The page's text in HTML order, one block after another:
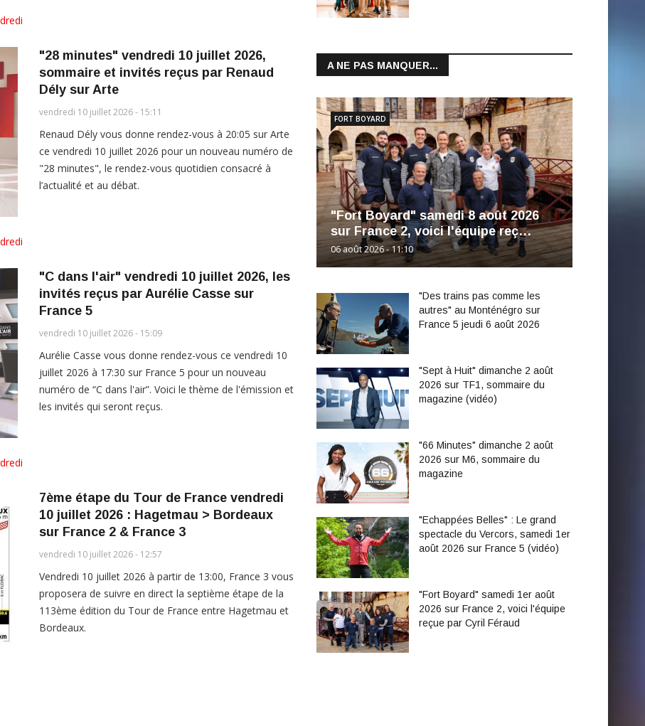
"28 minutes" vendredi 10 juillet 2026,
sommaire et invités reçus par Renaud
Dély sur Arte
vendredi 10 juillet 2026 - 15:11
Renaud Dély vous donne rendez-vous à 20:05 sur Arte
ce vendredi 10 juillet 2026 pour un nouveau numéro de
"28 minutes", le rendez-vous quotidien consacré à
l’actualité et au débat.
"C dans l'air" vendredi 10 juillet 2026, les
invités reçus par Aurélie Casse sur
France 5
vendredi 10 juillet 2026 - 15:09
Aurélie Casse vous donne rendez-vous ce vendredi 10
juillet 2026 à 17:30 sur France 5 pour un nouveau
numéro de “C dans l'air”. Voici le thème de l'émission et
les invités qui seront reçus.
7ème étape du Tour de France vendredi
10 juillet 2026 : Hagetmau > Bordeaux
sur France 2 & France 3
vendredi 10 juillet 2026 - 12:57
Vendredi 10 juillet 2026 à partir de 13:00, France 3 vous
proposera de suivre en direct la septième étape de la
113ème édition du Tour de France entre Hagetmau et
Bordeaux.
A NE PAS MANQUER...
"Fort Boyard" samedi 8 août 2026
sur France 2, voici l'équipe reç…
06 août 2026 - 11:10
FORT BOYARD
"Des trains pas comme les
autres" au Monténégro sur
France 5 jeudi 6 août 2026
"Sept à Huit" dimanche 2 août
2026 sur TF1, sommaire du
magazine (vidéo)
"66 Minutes" dimanche 2 août
2026 sur M6, sommaire du
magazine
"Echappées Belles" : Le grand
spectacle du Vercors, samedi 1er
août 2026 sur France 5 (vidéo)
"Fort Boyard" samedi 1er août
2026 sur France 2, voici l'équipe
reçue par Cyril Féraud